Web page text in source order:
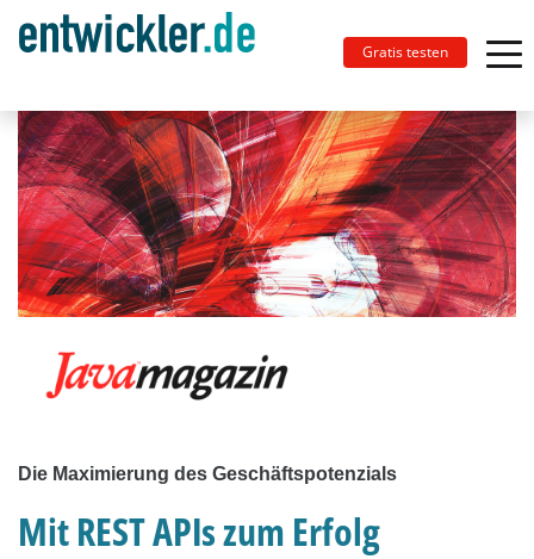
Gratis testen
Die Maximierung des Geschäftspotenzials
Mit REST APIs zum Erfolg